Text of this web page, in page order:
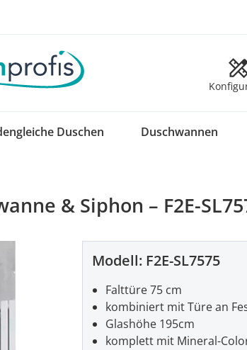
Duschen Duschwannen
& Siphon – F2E-
Modell: F2E-SL7575
Falttüre 75 cm
kombiniert mit Türe an
Glashöhe 195cm
komplett mit Mineral-